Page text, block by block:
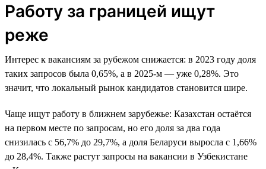
Работу за границей ищут
реже
Интерес к вакансиям за рубежом снижается: в 2023 году доля
таких запросов была 0,65%, а в 2025-м — уже 0,28%. Это
значит, что локальный рынок кандидатов становится шире.
Чаще ищут работу в ближнем зарубежье: Казахстан остаётся
на первом месте по запросам, но его доля за два года
снизилась с 56,7% до 29,7%, а доля Беларуси выросла с 1,66%
до 28,4%. Также растут запросы на вакансии в Узбекистане